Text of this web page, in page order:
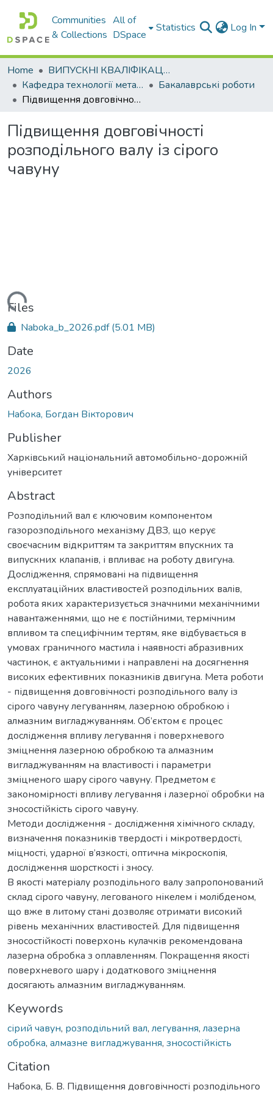
Communities
& Collections
All of
DSpace
Statistics Log In
Home
ВИПУСКНІ КВАЛІФІКАЦІЙНІ РОБОТИ
Кафедра технології металів та матеріалознавства
Бакалаврські роботи
Підвищення довговічності розподільного валу із сірого чавуну
Підвищення довговічності
розподільного валу із сірого
чавуну
Files
Naboka_b_2026.pdf(5.01 MB)
Date
2026
Authors
Набока, Богдан Вікторович
Publisher
Харківський національний автомобільно-дорожній
університет
Abstract
Розподільний вал є ключовим компонентом
газорозподільного механізму ДВЗ, що керує
своєчасним відкриттям та закриттям впускних та
випускних клапанів, і впливає на роботу двигуна.
Дослідження, спрямовані на підвищення
експлуатаційних властивостей розподільних валів,
робота яких характеризується значними механічними
навантаженнями, що не є постійними, термічним
впливом та специфічним тертям, яке відбувається в
умовах граничного мастила і наявності абразивних
частинок, є актуальними і направлені на досягнення
високих ефективних показників двигуна. Мета роботи
- підвищення довговічності розподільного валу із
сірого чавуну легуванням, лазерною обробкою і
алмазним вигладжуванням. Об’єктом є процес
дослідження впливу легування і поверхневого
зміцнення лазерною обробкою та алмазним
вигладжуванням на властивості і параметри
зміцненого шару сірого чавуну. Предметом є
закономірності впливу легування і лазерної обробки на
зносостійкість сірого чавуну.
Методи дослідження - дослідження хімічного складу,
визначення показників твердості і мікротвердості,
міцності, ударної в’язкості, оптична мікроскопія,
дослідження шорсткості і зносу.
В якості матеріалу розподільного валу запропонований
склад сірого чавуну, легованого нікелем і молібденом,
що вже в литому стані дозволяє отримати високий
рівень механічних властивостей. Для підвищення
зносостійкості поверхонь кулачків рекомендована
лазерна обробка з оплавленням. Покращення якості
поверхневого шару і додаткового зміцнення
досягають алмазним вигладжуванням.
Keywords
сірий чавун, розподільний вал, легування, лазерна
обробка, алмазне вигладжування, зносостійкість
Citation
Набока, Б. В. Підвищення довговічності розподільного